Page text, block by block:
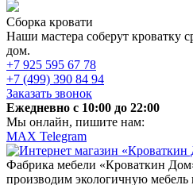
Сборка кровати
Наши мастера соберут кроватку
дом.
+7 925 595 67 78
+7 (499) 390 84 94
Заказать звонок
Ежедневно c 10:00 до 22:00
Мы онлайн, пишите нам:
MAX Telegram
Фабрика мебели «Кроваткин
производим экологичную мебель